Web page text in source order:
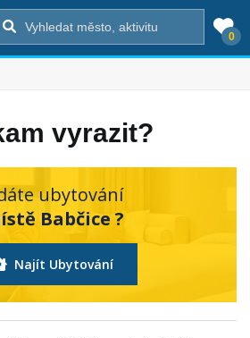
0
vyrazit?
ubytování
Babčice ?
Najít Ubytování